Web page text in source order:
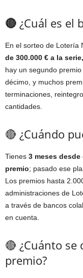
🔴 ¿Cuál es el
En el sorteo de Lotería
de 300.000 € a la
hay un segundo
décimo, y muchos
terminaciones,
cantidades.
🔴 ¿Cuándo
Tienes 3 meses
premio; pasado ese
Los premios hasta
administraciones de
a través de bancos
en cuenta.
🔴 ¿Cuánto se
premio?